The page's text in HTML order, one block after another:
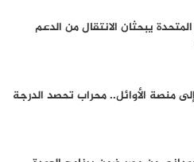
يبحثان الانتقال من الدعم
منصة الأوائل.. محراب تحصد الدرجة